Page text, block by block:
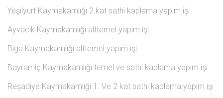
Yeşilyurt Kaymakamlığı 2.kat sathi kaplama yapım işi
Ayvacık Kaymakamlığı alttemel yapım işi
Biga Kaymakamlığı alttemel yapım işi
Bayramiç Kaymakamlığı temel ve sathi kaplama yapım işi
Reşadiye Kaymakamlığı 1. Ve 2.kat sathi kaplama yapım işi